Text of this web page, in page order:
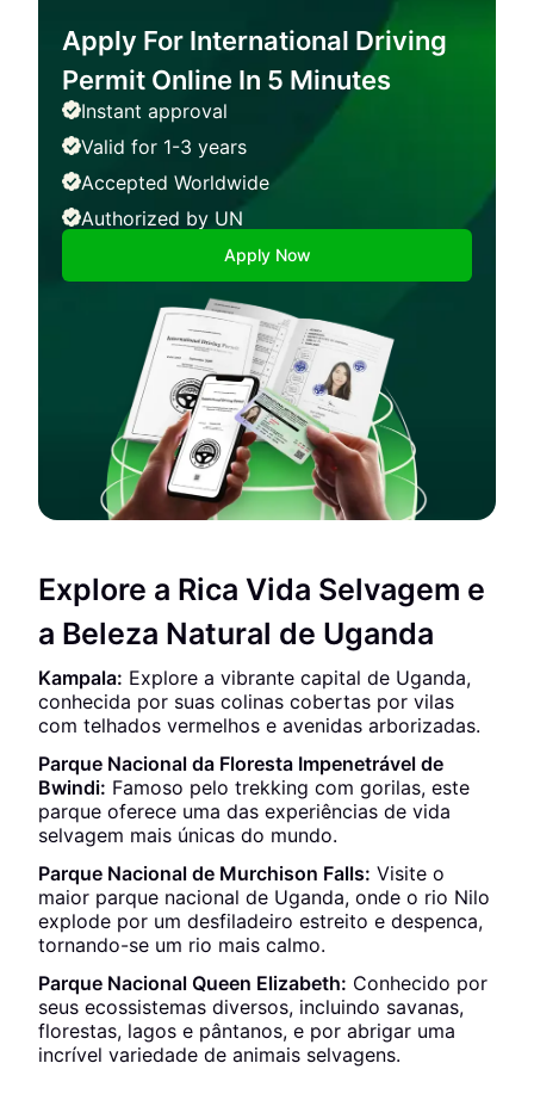
Apply For International Driving
Permit Online In 5 Minutes
Instant approval
Valid for 1-3 years
Accepted Worldwide
Authorized by UN
Apply Now
Explore a Rica Vida Selvagem e
a Beleza Natural de Uganda
Kampala: Explore a vibrante capital de Uganda,
conhecida por suas colinas cobertas por vilas
com telhados vermelhos e avenidas arborizadas.
Parque Nacional da Floresta Impenetrável de
Bwindi: Famoso pelo trekking com gorilas, este
parque oferece uma das experiências de vida
selvagem mais únicas do mundo.
Parque Nacional de Murchison Falls: Visite o
maior parque nacional de Uganda, onde o rio Nilo
explode por um desfiladeiro estreito e despenca,
tornando-se um rio mais calmo.
Parque Nacional Queen Elizabeth: Conhecido por
seus ecossistemas diversos, incluindo savanas,
florestas, lagos e pântanos, e por abrigar uma
incrível variedade de animais selvagens.